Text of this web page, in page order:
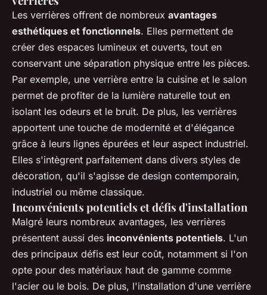
Les verrières offrent de nombreux avantages
esthétiques et fonctionnels. Elles permettent de
créer des espaces lumineux et ouverts, tout en
conservant une séparation physique entre les pièces.
Par exemple, une verrière entre la cuisine et le salon
permet de profiter de la lumière naturelle tout en
isolant les odeurs et le bruit. De plus, les verrières
apportent une touche de modernité et d'élégance
grâce à leurs lignes épurées et leur aspect industriel.
Elles s'intègrent parfaitement dans divers styles de
décoration, qu'il s'agisse de design contemporain,
industriel ou même classique.
Inconvénients potentiels et défis d'installation
Malgré leurs nombreux avantages, les verrières
présentent aussi des inconvénients potentiels. L'un
des principaux défis est leur coût, notamment si l'on
opte pour des matériaux haut de gamme comme
l'acier ou le bois. De plus, l'installation d'une verrière